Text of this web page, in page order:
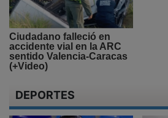
Ciudadano falleció en
accidente vial en la ARC
sentido Valencia-Caracas
(+Video)
DEPORTES